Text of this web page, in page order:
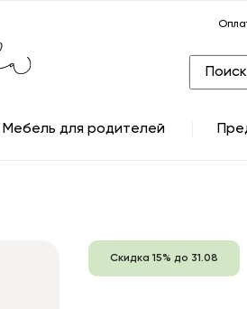
Мебель для родителей
Скидка 15% до 31.08